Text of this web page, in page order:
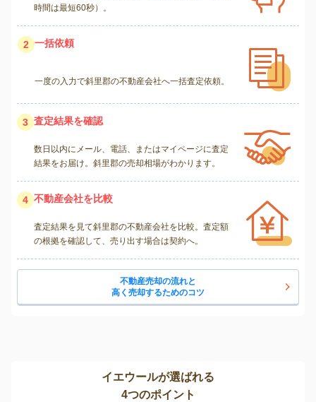
時間は最短60秒）。
2 一括依頼
一度の入力で斜里郡の不動産会社へ一括査定依頼。
3 査定結果を確認
数日以内にメール、電話、またはマイページに査定
結果をお届け。斜里郡の売却相場がわかります。
4 不動産会社を比較
査定結果を見て斜里郡の不動産会社を比較。査定額
の根拠を確認して、売り出す場合は契約へ。
不動産売却の流れと
高く売却するためのコツ
イエウールが選ばれる
4つのポイント